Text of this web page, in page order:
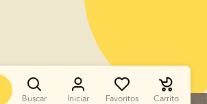
Buscar Iniciar Favoritos Carrito